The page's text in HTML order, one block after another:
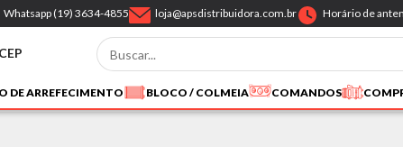
Whatsapp (19) 3634-4855 loja@apsdistribuidora.com.br Horário de
DE ARREFECIMENTO BLOCO / COLMEIA COMANDOS